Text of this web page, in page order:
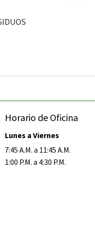
Horario de Oficina
Lunes a Viernes
7:45 A.M. a 11:45 A.M.
1:00 P.M. a 4:30 P.M.